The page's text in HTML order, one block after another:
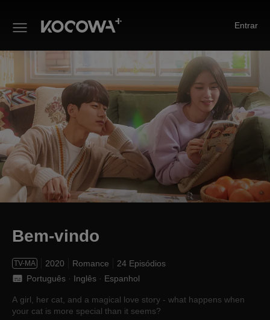
Entrar
Bem-vindo
Bem-vindo
TV-MA 2020 Romance
24 Episódios
Português · Inglês · Espanhol
A girl, her cat, and a magical love story - what happens when
your cat is more special than it seems?